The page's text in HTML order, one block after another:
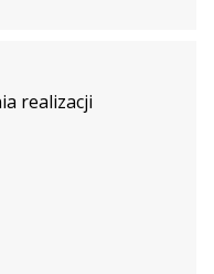
realizacji